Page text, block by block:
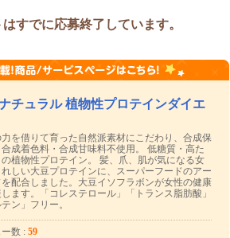
すでに応募終了しています。
チュラル 植物性プロテインダイエ
力を借りて育った自然派素材にこだわり、合成保
成着色料・合成甘味料不使用。 低糖質・高た
の植物性プロテイン。 髪、爪、肌が気になる女
しい大豆プロテインに、スーパーフードのアー
を配合しました。大豆イソフラボンが女性の健康
ます。「コレステロール」「トランス脂肪酸」
テン」フリー。
ー数 : 59